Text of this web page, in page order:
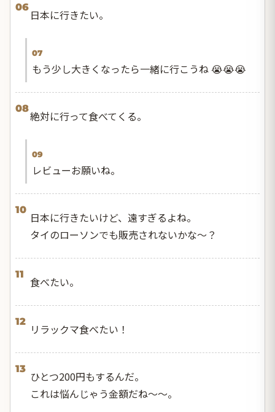
06
日本に行きたい。
07
もう少し大きくなったら一緒に行こうね 😭😭😭
08
絶対に行って食べてくる。
09
レビューお願いね。
10
日本に行きたいけど、遠すぎるよね。
タイのローソンでも販売されないかな〜？
11
食べたい。
12
リラックマ食べたい！
13
ひとつ200円もするんだ。
これは悩んじゃう金額だね〜〜。